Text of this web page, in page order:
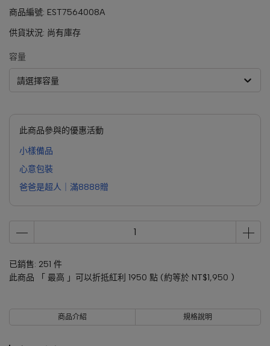
商品編號: EST7564008A
供貨狀況: 尚有庫存
容量
請選擇容量
此商品參與的優惠活動
小樣備品
心意包裝
爸爸是超人｜滿8888贈
已銷售: 251 件
此商品 「 最高 」可以折抵紅利 1950 點 (約等於 NT$1,950 )
商品介紹 規格說明